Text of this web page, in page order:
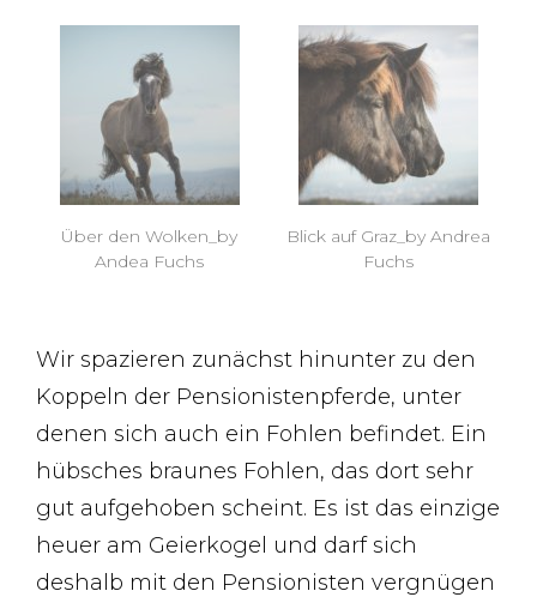
Über den Wolken_by
Andea Fuchs
Blick auf Graz_by Andrea
Fuchs
Wir spazieren zunächst hinunter zu den
Koppeln der Pensionistenpferde, unter
denen sich auch ein Fohlen befindet. Ein
hübsches braunes Fohlen, das dort sehr
gut aufgehoben scheint. Es ist das einzige
heuer am Geierkogel und darf sich
deshalb mit den Pensionisten vergnügen